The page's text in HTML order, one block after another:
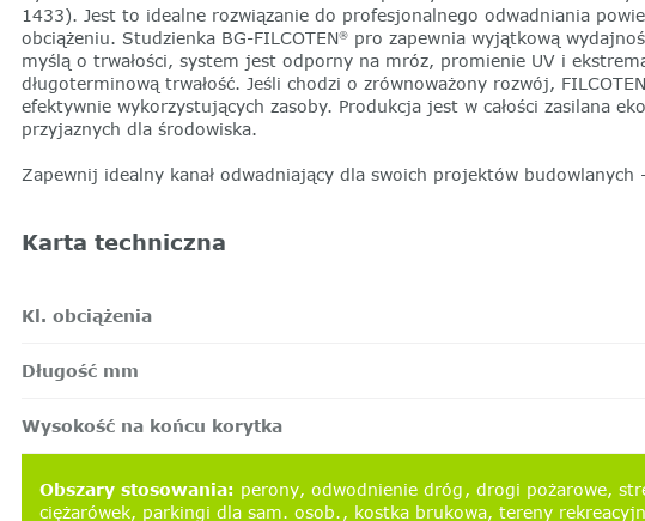
1433). Jest to idealne rozwiązanie do profesjonalnego odwadniania
obciążeniu. Studzienka BG-FILCOTEN®pro zapewnia wyjątkową
myślą o trwałości, system jest odporny na mróz, promienie UV i
długoterminową trwałość. Jeśli chodzi o zrównoważony rozwój, FILCOTEN
efektywnie wykorzystujących zasoby. Produkcja jest w całości zasilana
przyjaznych dla środowiska.
Zapewnij idealny kanał odwadniający dla swoich projektów budowlanych
Karta techniczna
Kl. obciążenia
Długość mm
Wysokość na końcu korytka
Obszary stosowania: perony odwodnienie dróg drogi pożarowe
ciężarówek parkingi dla sam. osob. kostka brukowa tereny